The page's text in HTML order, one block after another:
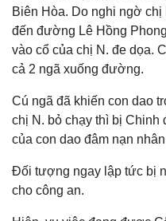
Biên Hòa. Do nghi ngờ
đến đường Lê Hồng
vào cổ của chị N. đe dọa.
cả 2 ngã xuống đường.
Cú ngã đã khiến con dao
chị N. bỏ chạy thì bị Chinh
của con dao đâm nạn
Đối tượng ngay lập tức bị
cho công an.